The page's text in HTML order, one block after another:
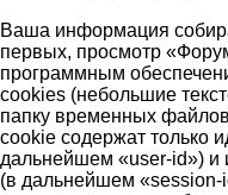
Ваша информация
первых, просмотр
программным
cookies (небольшие
папку временных
cookie содержат только
дальнейшем «user-id») и
(в дальнейшем «session-